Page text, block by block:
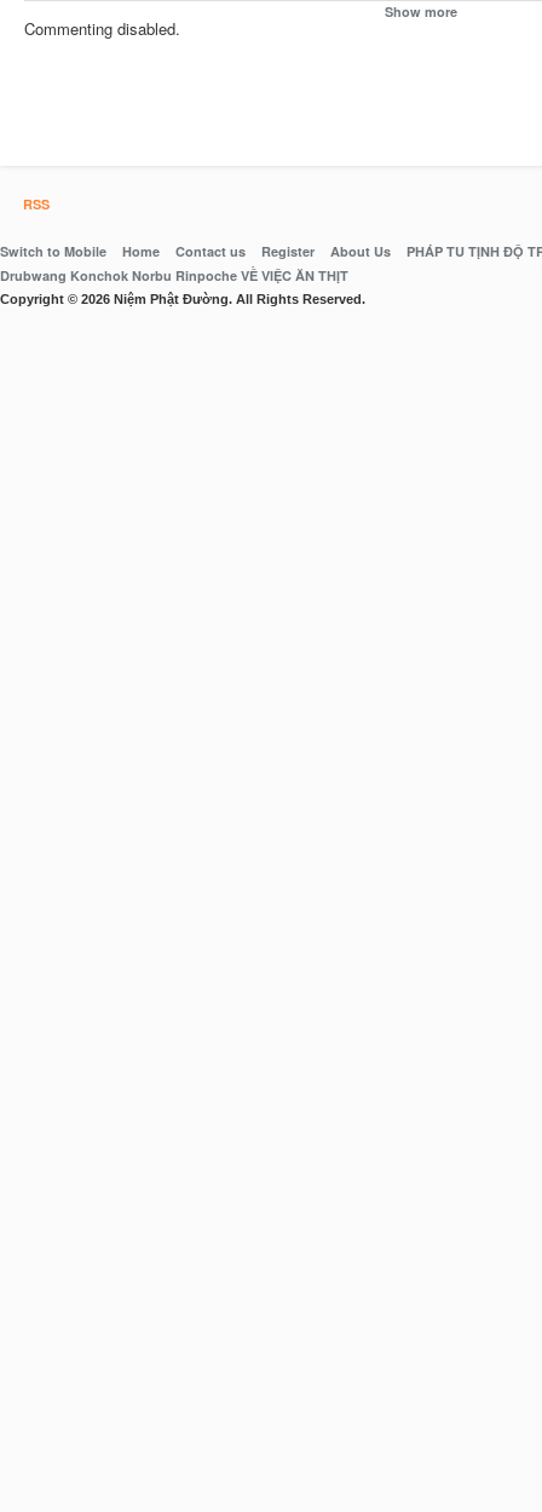
Show more
Commenting disabled.
RSS
Switch to Mobile Home Contact us Register About Us
PHÁP TU TỊNH ĐỘ
Drubwang Konchok Norbu Rinpoche VỀ VIỆC ĂN THỊT
Copyright © 2026 Niệm Phật Đường. All Rights Reserved.